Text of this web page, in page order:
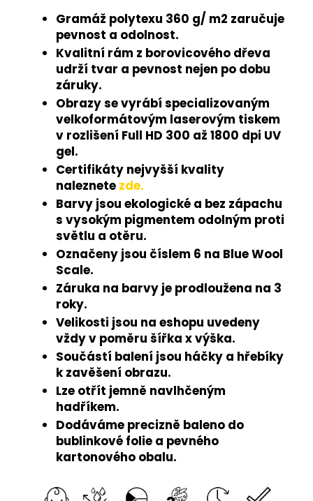
Gramáž polytexu 360 g/ m2 zaručuje
pevnost a odolnost.
Kvalitní rám z borovicového dřeva
udrží tvar a pevnost nejen po dobu
záruky.
Obrazy se vyrábí specializovaným
velkoformátovým laserovým tiskem
v rozlišení Full HD 300 až 1800 dpi UV
gel.
Certifikáty nejvyšší kvality
naleznete zde.
Barvy jsou ekologické a bez zápachu
s vysokým pigmentem odolným proti
světlu a otěru.
Označeny jsou číslem 6 na Blue Wool
Scale.
Záruka na barvy je prodloužena na 3
roky.
Velikosti jsou na eshopu uvedeny
vždy v poměru šířka x výška.
Součástí balení jsou háčky a hřebíky
k zavěšení obrazu.
Lze otřít jemně navlhčeným
hadříkem.
Dodáváme precizně baleno do
bublinkové folie a pevného
kartonového obalu.